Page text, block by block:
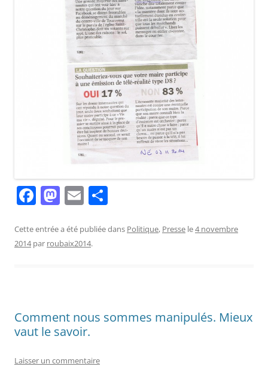
F
c
e
o
k
M
st
o
n
E
ai
l
ta
Cette entrée a été publiée dans Politique, Presse le4 novembre
2014 par roubaix2014.
Comment nous sommes manipulés. Mieux
vaut le savoir.
Laisser un commentaire